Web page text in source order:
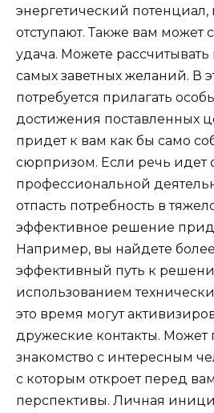
энергетический потенциал,
отступают. Также вам может
удача. Можете
самых заветных желаний. В
потребуется прилагать
достижения поставленных
придет к вам как бы само
сюрпризом. Если речь идет
профессиональной
отпасть потребность в
эффективное решение
Например, вы найдете
эффективный путь к
использованием
это время могут
дружеские контакты. Может
знакомство с интересным
с которым откроет перед
перспективы. Личная